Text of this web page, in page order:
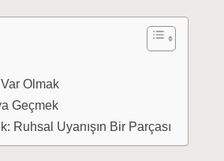
Olmak
Geçmek
Ruhsal Uyanışın Bir Parçası